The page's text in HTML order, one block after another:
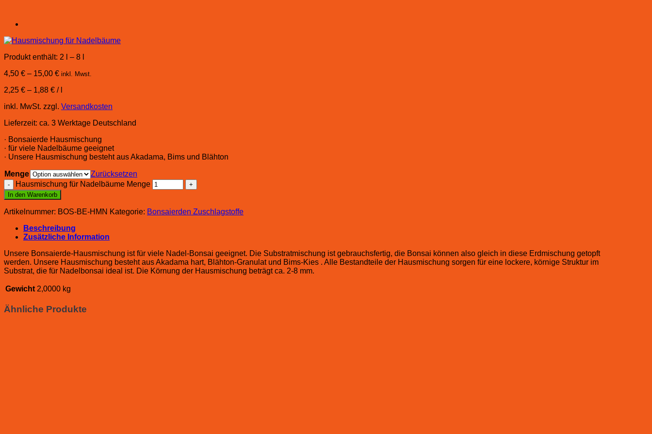
Produkt enthält: 2 – 8
4,50 € – 15,00 € inkl. Mwst.
2,25 € – 1,88 € /
inkl. MwSt. zzgl. Versandkosten
Lieferzeit: ca. 3 Werktage Deutschland
· Bonsaierde Hausmischung
· für viele Nadelbäume geeignet
· Unsere Hausmischung besteht aus Akadama, Bims und Blähton
Menge
Zurücksetzen
Hausmischung für Nadelbäume Menge
In den Warenkorb
Artikelnummer: BOS-BE-HMN Kategorie: Bonsaierden Zuschlagstoffe
Beschreibung
Zusätzliche Information
Unsere Bonsaierde-Hausmischung ist für viele Nadel-Bonsai geeignet. Die Substratmischung ist gebrauchsfertig, die Bonsai können also gleich in diese Erdmischung getopft
werden. Unsere Hausmischung besteht aus Akadama hart, Blähton-Granulat und Bims-Kies . Alle Bestandteile der Hausmischung sorgen für eine lockere, körnige Struktur im
Substrat, die für Nadelbonsai ideal ist. Die Körnung der Hausmischung beträgt ca. 2-8 mm.
Gewicht 2,0000 kg
Ähnliche Produkte